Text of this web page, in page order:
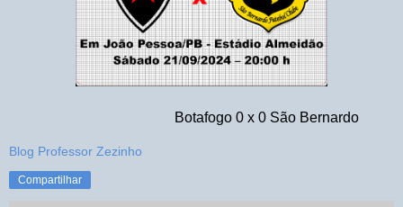
Botafogo 0 x 0 São Bernardo
Blog Professor Zezinho
Compartilhar